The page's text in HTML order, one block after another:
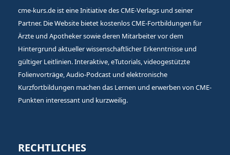
cme-kurs.de ist eine Initiative des CME-Verlags und seiner
Partner. Die Website bietet kostenlos CME-Fortbildungen für
Ärzte und Apotheker sowie deren Mitarbeiter vor dem
Hintergrund aktueller wissenschaftlicher Erkenntnisse und
gültiger Leitlinien. Interaktive, eTutorials, videogestützte
Folienvorträge, Audio-Podcast und elektronische
Kurzfortbildungen machen das Lernen und erwerben von CME-
Punkten interessant und kurzweilig.
RECHTLICHES